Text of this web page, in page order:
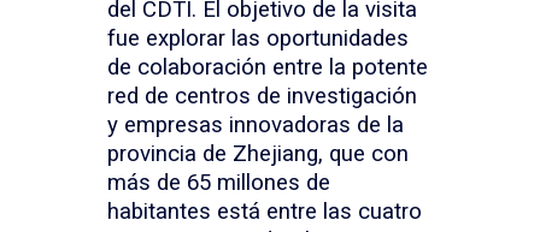
del CDTI. El objetivo de la visita
fue explorar las oportunidades
de colaboración entre la potente
red de centros de investigación
y empresas innovadoras de la
provincia de Zhejiang, que con
más de 65 millones de
habitantes está entre las cuatro